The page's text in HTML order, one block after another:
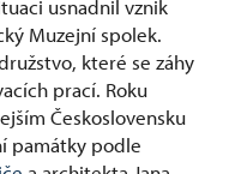
usnadnil vznik
Muzejní spolek.
které se záhy
prací. Roku
Československu
památky podle